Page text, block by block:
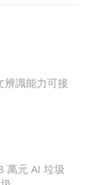
辨識能力可接
萬元 AI 垃圾